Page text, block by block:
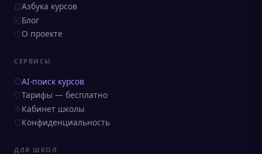
Азбука курсов
Блог
О проекте
СЕРВИСЫ
AI-поиск курсов
Тарифы — бесплатно
Кабинет школы
Конфиденциальность
ДЛЯ ШКОЛ